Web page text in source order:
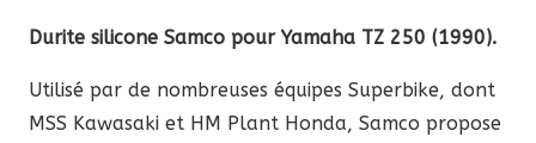
250
Durite silicone Samco pour Yamaha TZ 250 (1990).
Utilisé par de nombreuses équipes Superbike, dont
MSS Kawasaki et HM Plant Honda, Samco propose